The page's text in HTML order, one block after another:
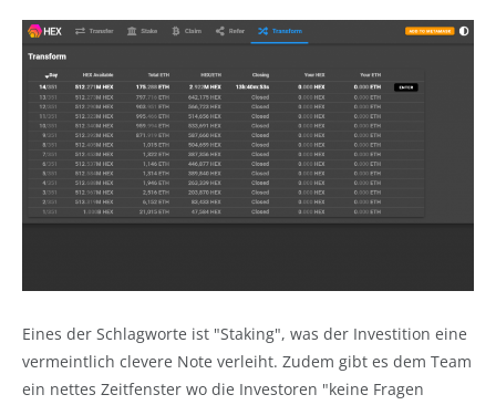
Eines der Schlagworte ist "Staking", was der Investition eine
vermeintlich clevere Note verleiht. Zudem gibt es dem Team
ein nettes Zeitfenster wo die Investoren "keine Fragen